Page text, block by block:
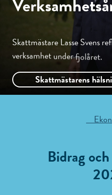
SkattmästareLasseSvens
verksamhetunderfjolåret.
Skattmästarens
Bidrag